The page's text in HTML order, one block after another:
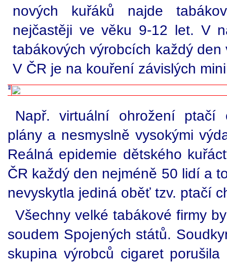
nových kuřáků najde
nejčastěji ve věku 9-12 let. V
tabákových výrobcích každý
V ČR je na kouření závislých
Např. virtuální ohrožení ptačí
plány a nesmyslně vysokými
Reálná epidemie dětského
ČR každý den nejméně 50 lidí a
nevyskytla jediná oběť tzv. ptačí
Všechny velké tabákové firmy
soudem Spojených států.
skupina výrobců cigaret